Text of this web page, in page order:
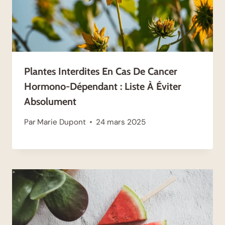
Plantes Interdites En Cas De Cancer
Hormono-Dépendant : Liste À Éviter
Absolument
Par Marie Dupont 24 mars 2025